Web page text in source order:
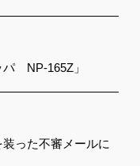
パ NP-165Z」
装った不審メールに